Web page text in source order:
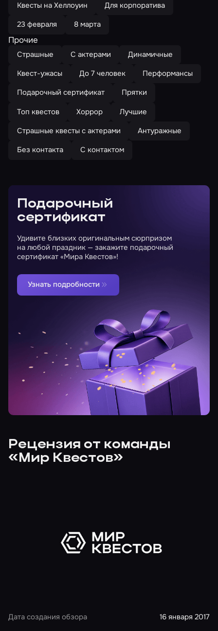
Квесты на Хеллоуин
Для корпоратива
23 февраля
8 марта
Прочие
Страшные С актерами
Динамичные
Квест-ужасы
До 7 человек
Перформансы
Подарочный сертификат
Прятки
Топ квестов
Хоррор
Лучшие
Страшные квесты с актерами
Антуражные
Без контакта
С контактом
Подарочный
сертификат
Удивите близких оригинальным сюрпризом
на любой праздник — закажите подарочный
сертификат «Мира Квестов»!
Узнать подробности
Рецензия от команды
«Мир Квестов»
Дата создания обзора 16 января 2017